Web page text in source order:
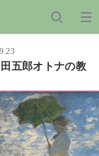
五郎オトナの教